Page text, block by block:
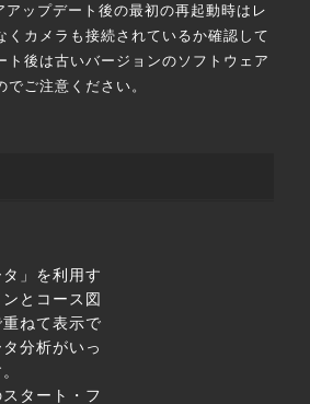
ップデート後の最初の再起動時はレ
くカメラも接続されているか確認して
ト後は古いバージョンのソフトウェア
ご注意ください。
タ」を利用す
とコース図
ねて表示で
分析がいっ
タート・フ